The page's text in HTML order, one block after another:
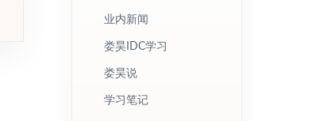
业内新闻
娄昊IDC学习
娄昊说
学习笔记